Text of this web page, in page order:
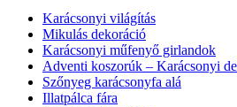
Karácsonyi világítás
Mikulás dekoráció
Karácsonyi műfenyő girlandok
Adventi koszorúk – Karácsonyi
Szőnyeg karácsonyfa alá
Illatpálca fára